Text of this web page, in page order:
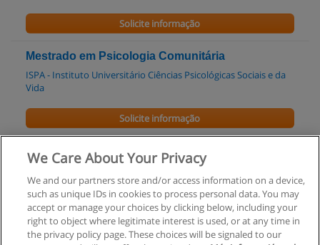
Solicite informação
Mestrado em Psicologia Comunitária
ISPA - Instituto Universitário Ciências Psicológicas Sociais e da
Vida
Solicite informação
Pós-Graduação em Reabilitação, Regeneração e
Requalificação Urbana
ESAI - Escola Superior de Actividades Imobiliárias
Solicite informação
We Care About Your Privacy
We and our partners store and/or access information on a device,
such as unique IDs in cookies to process personal data. You may
accept or manage your choices by clicking below, including your
right to object where legitimate interest is used, or at any time in
the privacy policy page. These choices will be signaled to our